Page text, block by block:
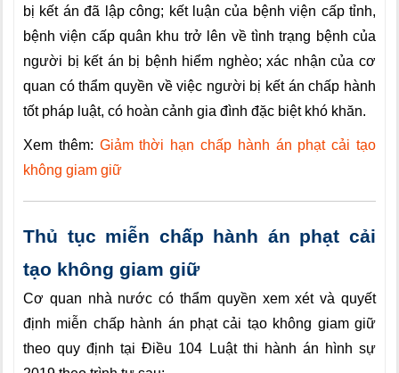
bị kết án đã lập công; kết luận của bệnh viện cấp tỉnh,
bệnh viện cấp quân khu trở lên về tình trạng bệnh của
người bị kết án bị bệnh hiểm nghèo; xác nhận của cơ
quan có thẩm quyền về việc người bị kết án chấp hành
tốt pháp luật, có hoàn cảnh gia đình đặc biệt khó khăn.
Xem thêm: Giảm thời hạn chấp hành án phạt cải tạo
không giam giữ
Thủ tục miễn chấp hành án phạt cải
tạo không giam giữ
Cơ quan nhà nước có thẩm quyền xem xét và quyết
định miễn chấp hành án phạt cải tạo không giam giữ
theo quy định tại Điều 104 Luật thi hành án hình sự